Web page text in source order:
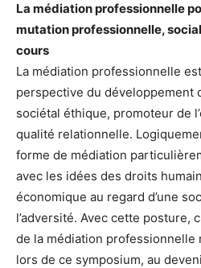
La médiation professionnelle
mutation professionnelle,
cours
La médiation professionnelle
perspective du développement
sociétal éthique, promoteur de
qualité relationnelle.
forme de médiation
avec les idées des droits
économique au regard d’une
l’adversité. Avec cette posture,
de la médiation
lors de ce symposium, au